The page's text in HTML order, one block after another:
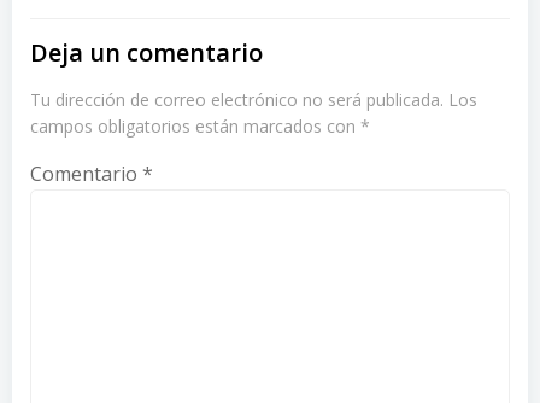
Deja un comentario
Tu dirección de correo electrónico no será publicada. Los
campos obligatorios están marcados con *
Comentario *